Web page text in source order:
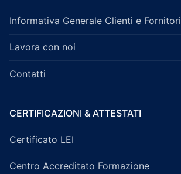
Informativa Generale Clienti e Fornitori
Lavora con noi
Contatti
CERTIFICAZIONI & ATTESTATI
Certificato LEI
Centro Accreditato Formazione